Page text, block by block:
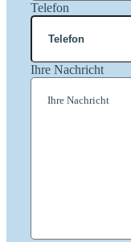
Telefon
Ihre Nachricht